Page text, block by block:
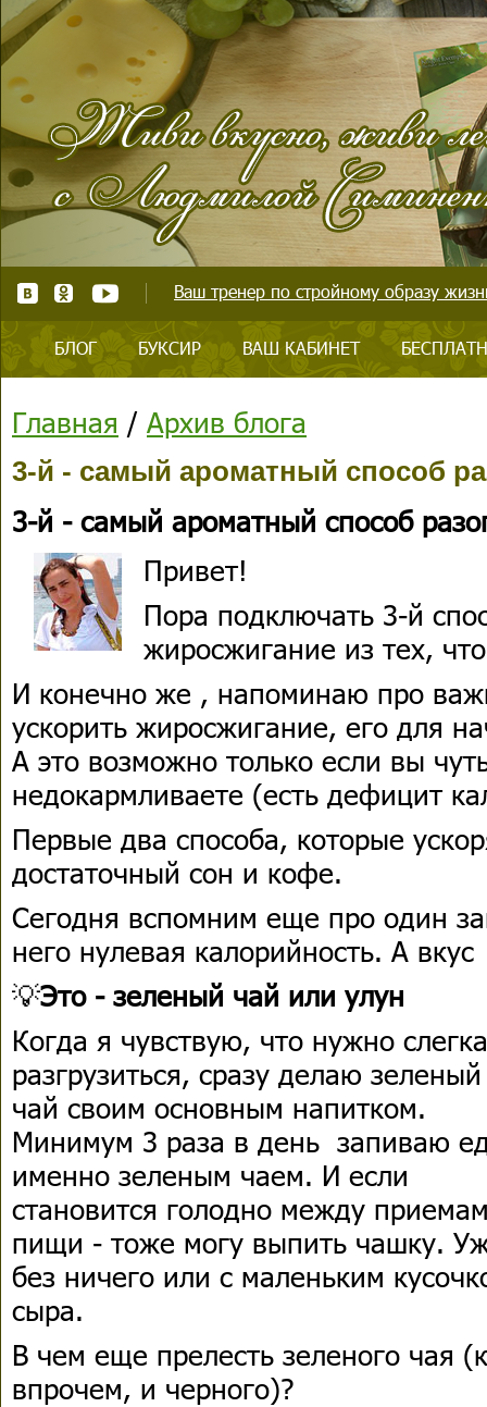
Ваш тренер по стройному образу
БЛОГ БУКСИР ВАШ КАБИНЕТ
Главная / Архив блога
3-й - самый ароматный способ
3-й - самый ароматный способ
Привет!
Пора подключать 3-й
жиросжигание из тех,
И конечно же , напоминаю про
ускорить жиросжигание, его для
А это возможно только если вы
недокармливаете (есть дефицит
Первые два способа, которые
достаточный сон и кофе.
Сегодня вспомним еще про один
него нулевая калорийность. А
💡Это - зеленый чай или улун
Когда я чувствую, что нужно слегка
разгрузиться, сразу делаю зеленый
чай своим основным напитком.
Минимум 3 раза в день запиваю
именно зеленым чаем. И если
становится голодно между
пищи - тоже могу выпить чашку.
без ничего или с маленьким
сыра.
В чем еще прелесть зеленого чая
впрочем, и черного)?